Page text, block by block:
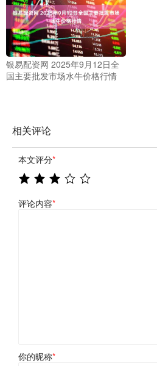
银易配资网 2025年9月12日全
国主要批发市场水牛价格行情
相关评论
本文评分*
评论内容*
你的昵称*